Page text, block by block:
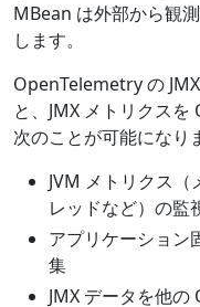
MBean は外部から観
します。
OpenTelemetry の
と、JMX メトリクス
次のことが可能になり
JVM メトリクス
レッドなど）の監
アプリケーション
集
JMX データを他